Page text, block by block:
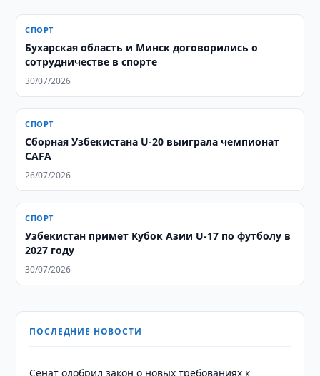
СПОРТ
Бухарская область и Минск договорились о
сотрудничестве в спорте
30/07/2026
СПОРТ
Сборная Узбекистана U-20 выиграла чемпионат
CAFA
26/07/2026
СПОРТ
Узбекистан примет Кубок Азии U-17 по футболу в
2027 году
30/07/2026
ПОСЛЕДНИЕ НОВОСТИ
Сенат одобрил закон о новых требованиях к